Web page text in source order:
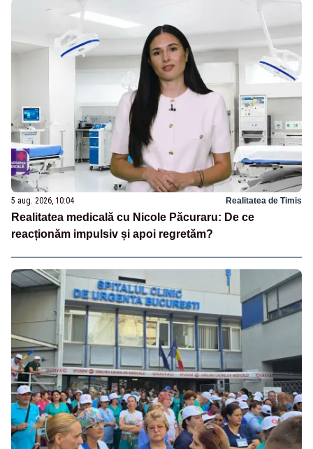
5 aug. 2026, 10:04 Realitatea de Timis
Realitatea medicală cu Nicole Păcuraru: De ce
reacționăm impulsiv și apoi regretăm?